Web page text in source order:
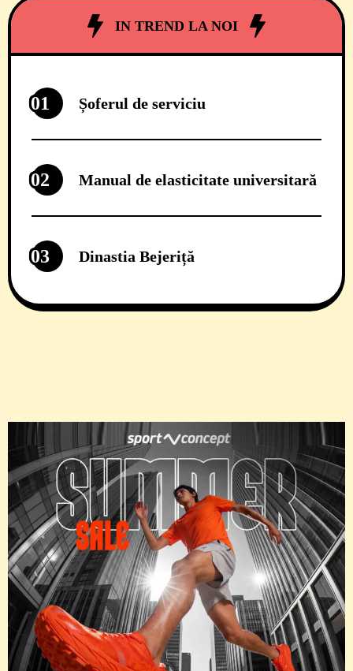
IN TREND LA NOI
01 Șoferul de serviciu
02 Manual de elasticitate universitară
03 Dinastia Bejeriță